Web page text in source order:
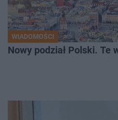
WIADOMOŚCI
Nowy podział Polski. Te